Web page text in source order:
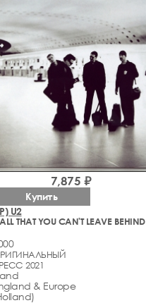
U2
THAT YOU CAN'T LEAVE BEHIND
2021
& Europe
7,875 ₽
Купить